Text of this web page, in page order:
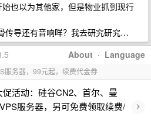
也以为其他家，但是物业抓到现行
传导还有音响咩？我去研究研究…
About · Language
服务器，99元起，续费代金券
活动：硅谷CN2、首尔、曼
服务器，另可免费领取续费/
›